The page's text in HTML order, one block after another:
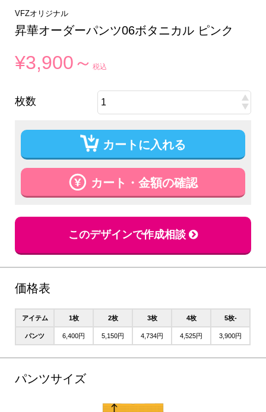
VFZオリジナル
昇華オーダーパンツ06ボタニカル ピンク
¥3,900～税込
枚数
カートに入れる
カート・金額の確認
このデザインで作成相談
価格表
アイテム 1枚 2枚 3枚 4枚 5枚-
パンツ 6,400円 5,150円 4,734円 4,525円 3,900円
パンツサイズ